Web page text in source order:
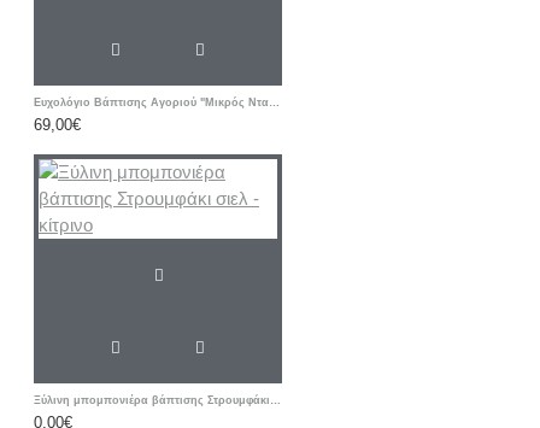
Ευχολόγιο Βάπτισης Αγοριού "Μικρός Νταής" | Χειροποίητο
69,00€
Ξύλινη μπομπονιέρα βάπτισης Στρουμφάκι σιελ - κίτρινο
0,00€